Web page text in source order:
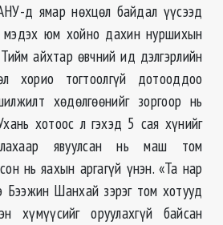
д ямар нөхцөл байдал үүсээд
мэдэх юм хойно дахин нуршихын
айхтар өвчний ид дэлгэрлийн
хорио тогтоолгүй дотооддоо
хөдөлгөөнийг зоргоор нь
хотоос л гэхэд 5 сая хүнийг
явуулсан нь маш том
нь яахын аргагүй үнэн. «Та нар
Бээжин Шанхай зэрэг том хотууд
хүмүүсийг оруулахгүй байсан